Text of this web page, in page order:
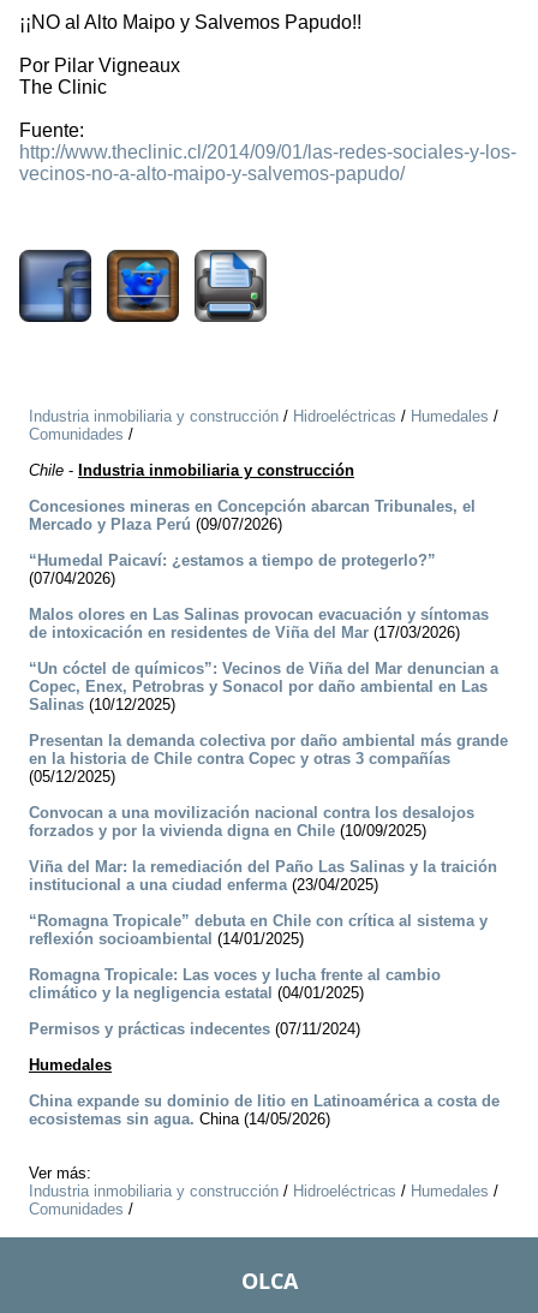
¡¡NO al Alto Maipo y Salvemos Papudo!!
Por Pilar Vigneaux
The Clinic
Fuente:
http://www.theclinic.cl/2014/09/01/las-redes-sociales-y-los-
vecinos-no-a-alto-maipo-y-salvemos-papudo/
Industria inmobiliaria y construcción / Hidroeléctricas / Humedales /
Comunidades /
Chile - Industria inmobiliaria y construcción
Concesiones mineras en Concepción abarcan Tribunales, el
Mercado y Plaza Perú (09/07/2026)
“Humedal Paicaví: ¿estamos a tiempo de protegerlo?”
(07/04/2026)
Malos olores en Las Salinas provocan evacuación y síntomas
de intoxicación en residentes de Viña del Mar (17/03/2026)
“Un cóctel de químicos”: Vecinos de Viña del Mar denuncian a
Copec, Enex, Petrobras y Sonacol por daño ambiental en Las
Salinas (10/12/2025)
Presentan la demanda colectiva por daño ambiental más grande
en la historia de Chile contra Copec y otras 3 compañías
(05/12/2025)
Convocan a una movilización nacional contra los desalojos
forzados y por la vivienda digna en Chile (10/09/2025)
Viña del Mar: la remediación del Paño Las Salinas y la traición
institucional a una ciudad enferma(23/04/2025)
“Romagna Tropicale” debuta en Chile con crítica al sistema y
reflexión socioambiental (14/01/2025)
Romagna Tropicale: Las voces y lucha frente al cambio
climático y la negligencia estatal (04/01/2025)
Permisos y prácticas indecentes (07/11/2024)
Humedales
China expande su dominio de litio en Latinoamérica a costa de
ecosistemas sin agua. China (14/05/2026)
Ver más:
Industria inmobiliaria y construcción / Hidroeléctricas / Humedales /
Comunidades /
OLCA